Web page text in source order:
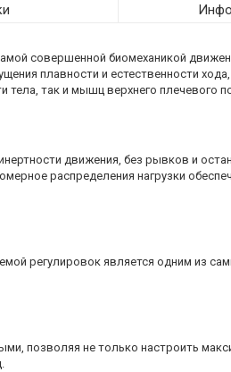
совершенной биомеханикой
плавности и естественности
так и мышц верхнего плечевого
движения, без рывков и
распределения нагрузки
регулировок является одним из
позволяя не только настроить